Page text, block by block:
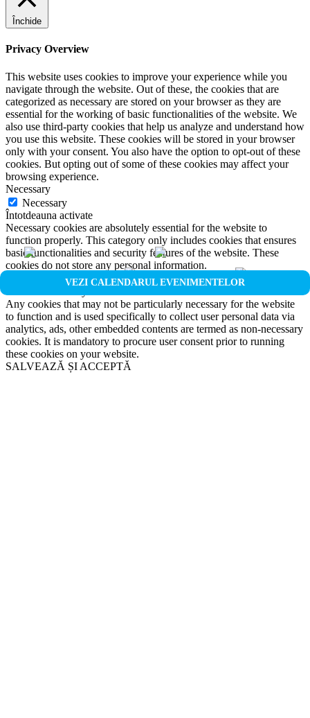
VEZI CALENDARUL EVENIMENTELOR
Închide
Privacy Overview
This website uses cookies to improve your experience while you
navigate through the website. Out of these, the cookies that are
categorized as necessary are stored on your browser as they are
essential for the working of basic functionalities of the website. We
also use third-party cookies that help us analyze and understand how
you use this website. These cookies will be stored in your browser
only with your consent. You also have the option to opt-out of these
cookies. But opting out of some of these cookies may affect your
browsing experience.
Necessary
Necessary
Întotdeauna activate
Necessary cookies are absolutely essential for the website to
function properly. This category only includes cookies that ensures
basic functionalities and security features of the website. These
cookies do not store any personal information.
Non-necessary
Any cookies that may not be particularly necessary for the website
to function and is used specifically to collect user personal data via
analytics, ads, other embedded contents are termed as non-necessary
cookies. It is mandatory to procure user consent prior to running
these cookies on your website.
SALVEAZĂ ȘI ACCEPTĂ